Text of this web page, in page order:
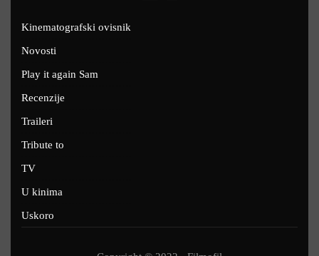
Kinematografski ovisnik
Novosti
Play it again Sam
Recenzije
Traileri
Tribute to
TV
U kinima
Uskoro